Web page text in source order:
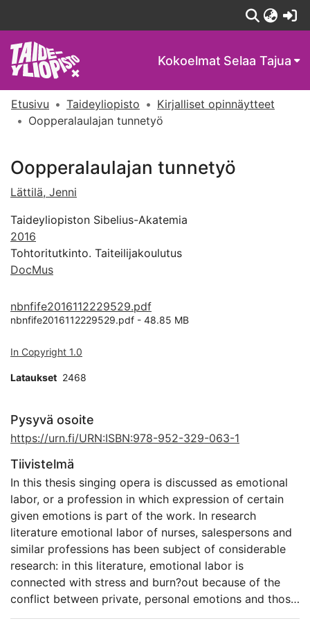
Kokoelmat Selaa Tajua
Etusivu Taideyliopisto
Kirjalliset opinnäytteet
Oopperalaulajan tunnetyö
Oopperalaulajan tunnetyö
Lättilä, Jenni
Taideyliopiston Sibelius-Akatemia
2016
Tohtoritutkinto. Taiteilijakoulutus
DocMus
nbnfife2016112229529.pdf
nbnfife2016112229529.pdf - 48.85 MB
In Copyright 1.0
Lataukset 2468
Pysyvä osoite
https://urn.fi/URN:ISBN:978-952-329-063-1
Tiivistelmä
In this thesis singing opera is discussed as emotional
labor, or a profession in which expression of certain
given emotions is part of the work. In research
literature emotional labor of nurses, salespersons and
similar professions has been subject of considerable
research: in this literature, emotional labor is
connected with stress and burn?out because of the
conflict between private, personal emotions and those
emotions required by the occupation. In contrast with